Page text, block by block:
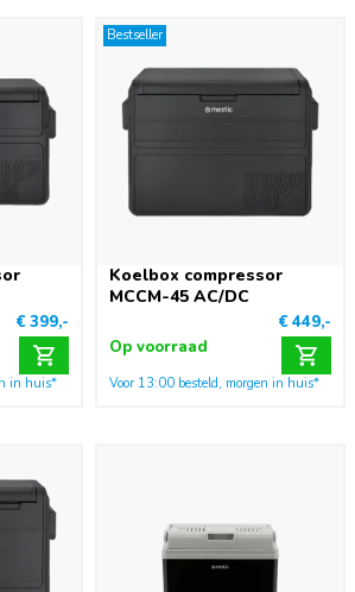
€ 399,-
in huis*
Bestseller
Koelbox compressor
MCCM-45 AC/DC
€ 449,-
Op voorraad
Voor 13:00 besteld, morgen in huis*